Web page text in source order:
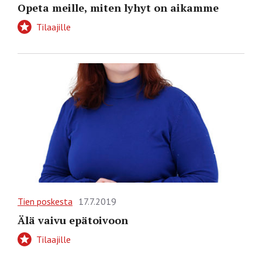
Opeta meille, miten lyhyt on aikamme
Tilaajille
Tien poskesta 17.7.2019
Älä vaivu epätoivoon
Tilaajille